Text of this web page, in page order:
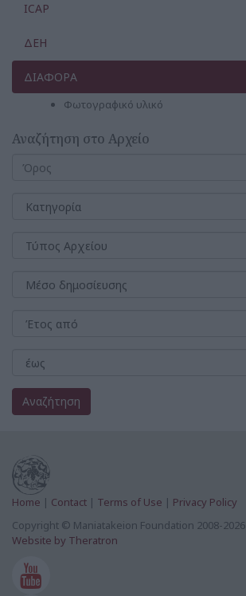
ICAP
ΔΕΗ
ΔΙΑΦΟΡΑ
Φωτογραφικό υλικό
Αναζήτηση στο Αρχείο
Αναζήτηση
Home | Contact | Terms of Use | Privacy Policy
Copyright © Maniatakeion Foundation 2008-2026
Website by Theratron